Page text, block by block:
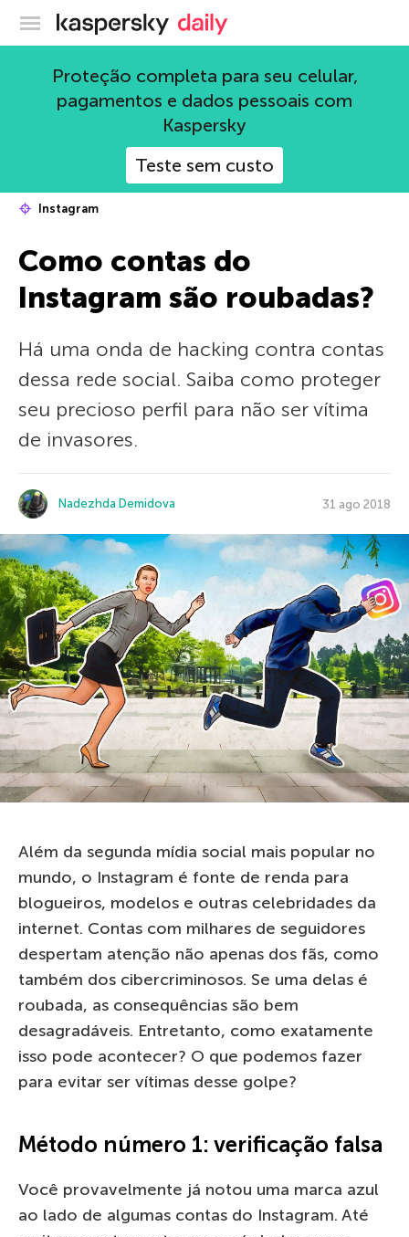
Blog oficial da Kaspersky
Proteção completa para seu celular,
pagamentos e dados pessoais com
Kaspersky
Teste sem custo
Instagram
Como contas do
Instagram são roubadas?
Há uma onda de hacking contra contas
dessa rede social. Saiba como proteger
seu precioso perfil para não ser vítima
de invasores.
Nadezhda Demidova 31 ago 2018
Além da segunda mídia social mais popular no
mundo, o Instagram é fonte de renda para
blogueiros, modelos e outras celebridades da
internet. Contas com milhares de seguidores
despertam atenção não apenas dos fãs, como
também dos cibercriminosos. Se uma delas é
roubada, as consequências são bem
desagradáveis. Entretanto, como exatamente
isso pode acontecer? O que podemos fazer
para evitar ser vítimas desse golpe?
Método número 1: verificação falsa
Você provavelmente já notou uma marca azul
ao lado de algumas contas do Instagram. Até